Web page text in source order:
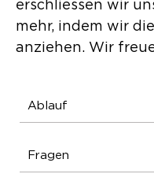
erschliessen wir
mehr, indem wir
anziehen. Wir
Ablauf
Fragen